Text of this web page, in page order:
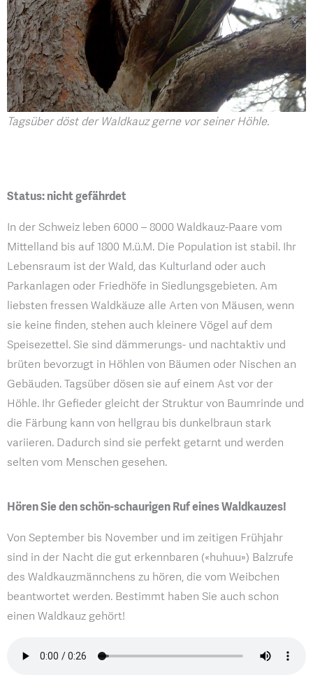
Tagsüber döst der Waldkauz gerne vor seiner Höhle.
Status: nicht gefährdet
In der Schweiz leben 6000 – 8000 Waldkauz-Paare vom
Mittelland bis auf 1800 M.ü.M. Die Population ist stabil. Ihr
Lebensraum ist der Wald, das Kulturland oder auch
Parkanlagen oder Friedhöfe in Siedlungsgebieten. Am
liebsten fressen Waldkäuze alle Arten von Mäusen, wenn
sie keine finden, stehen auch kleinere Vögel auf dem
Speisezettel. Sie sind dämmerungs- und nachtaktiv und
brüten bevorzugt in Höhlen von Bäumen oder Nischen an
Gebäuden. Tagsüber dösen sie auf einem Ast vor der
Höhle. Ihr Gefieder gleicht der Struktur von Baumrinde und
die Färbung kann von hellgrau bis dunkelbraun stark
variieren. Dadurch sind sie perfekt getarnt und werden
selten vom Menschen gesehen.
Hören Sie den schön-schaurigen Ruf eines Waldkauzes!
Von September bis November und im zeitigen Frühjahr
sind in der Nacht die gut erkennbaren («huhuu») Balzrufe
des Waldkauzmännchens zu hören, die vom Weibchen
beantwortet werden. Bestimmt haben Sie auch schon
einen Waldkauz gehört!